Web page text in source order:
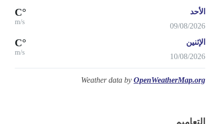
الأحد
09/08/2026
°C
m/s
الإثنين
10/08/2026
°C
m/s
Weather data by OpenWeatherMap.org
التعاميم